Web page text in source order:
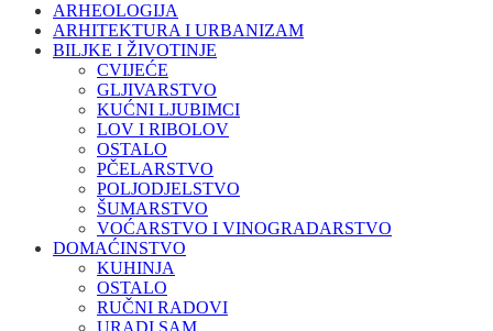
ARHEOLOGIJA
ARHITEKTURA I URBANIZAM
BILJKE I ŽIVOTINJE
CVIJEĆE
GLJIVARSTVO
KUĆNI LJUBIMCI
LOV I RIBOLOV
OSTALO
PČELARSTVO
POLJODJELSTVO
ŠUMARSTVO
VOĆARSTVO I VINOGRADARSTVO
DOMAĆINSTVO
KUHINJA
OSTALO
RUČNI RADOVI